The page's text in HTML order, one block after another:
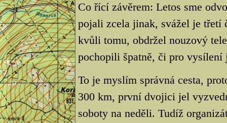
Co řící závěrem: Letos sme
pojali zcela jinak, svážel je třetí
kvůli tomu, obdržel nouzový
pochopili špatně, či pro
To je myslím správná cesta,
300 km, první dvojici jel
soboty na neděli. Tudíž